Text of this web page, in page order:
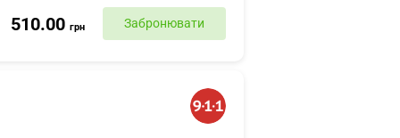
510.00 грн Забронювати